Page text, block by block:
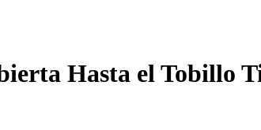
Hasta el Tobillo